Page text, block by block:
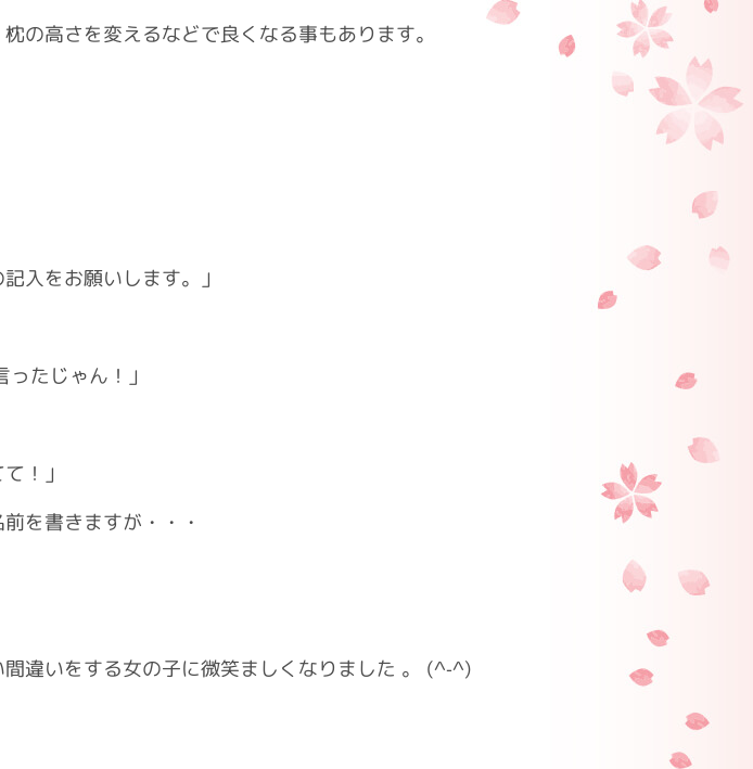
の高さを変えるなどで良くなる事もあります。
入をお願いします。」
たじゃん！」
！」
を書きますが・・・
違いをする女の子に微笑ましくなりました 。 (^-^)